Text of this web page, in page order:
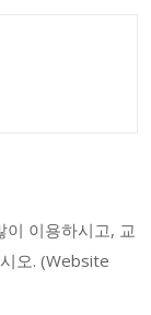
이 이용하시고, 교
오. (Website